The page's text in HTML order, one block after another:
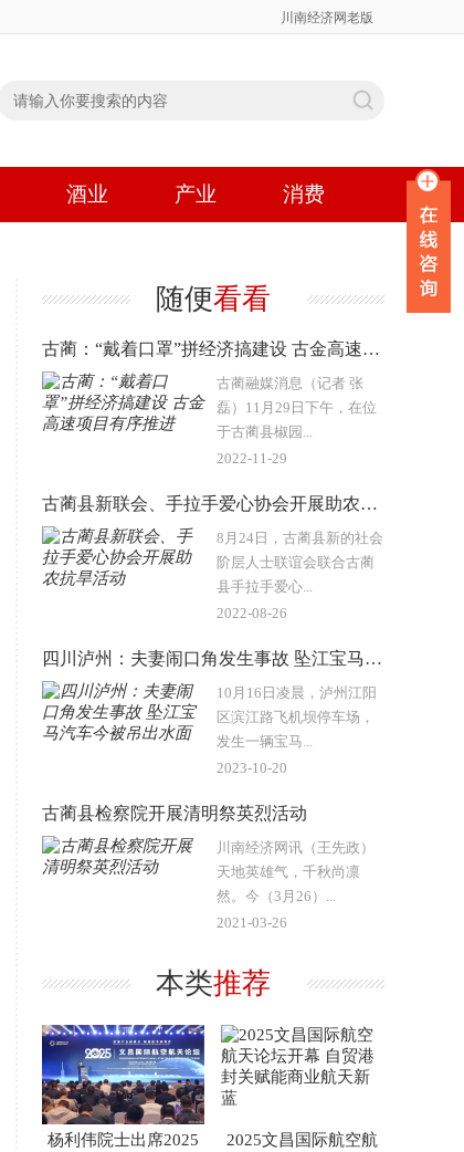
川南经济网老版
酒业 产业 消费
随便看看
古蔺：“戴着口罩”拼经济搞建设 古金高速项目有序推进
古蔺融媒消息（记者 张
磊）11月29日下午，在位
于古蔺县椒园...
2022-11-29
古蔺县新联会、手拉手爱心协会开展助农抗旱活动
8月24日，古蔺县新的社会
阶层人士联谊会联合古蔺
县手拉手爱心...
2022-08-26
四川泸州：夫妻闹口角发生事故 坠江宝马汽车今被吊出水面
10月16日凌晨，泸州江阳
区滨江路飞机坝停车场，
发生一辆宝马...
2023-10-20
古蔺县检察院开展清明祭英烈活动
川南经济网讯（王先政）
天地英雄气，千秋尚凛
然。今（3月26）...
2021-03-26
本类推荐
杨利伟院士出席2025
2025文昌国际航空航